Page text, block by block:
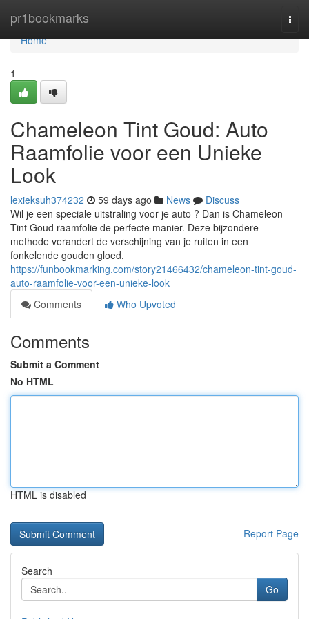
pr1bookmarks
Home
Home
1
Chameleon Tint Goud: Auto
Raamfolie voor een Unieke
Look
lexieksuh374232 59 days ago News
Discuss
Wil je een speciale uitstraling voor je auto ? Dan is Chameleon
Tint Goud raamfolie de perfecte manier. Deze bijzondere
methode verandert de verschijning van je ruiten in een
fonkelende gouden gloed,
https://funbookmarking.com/story21466432/chameleon-tint-goud-
auto-raamfolie-voor-een-unieke-look
Comments
Who Upvoted
Comments
Submit a Comment
No HTML
HTML is disabled
Report Page
Search
Go